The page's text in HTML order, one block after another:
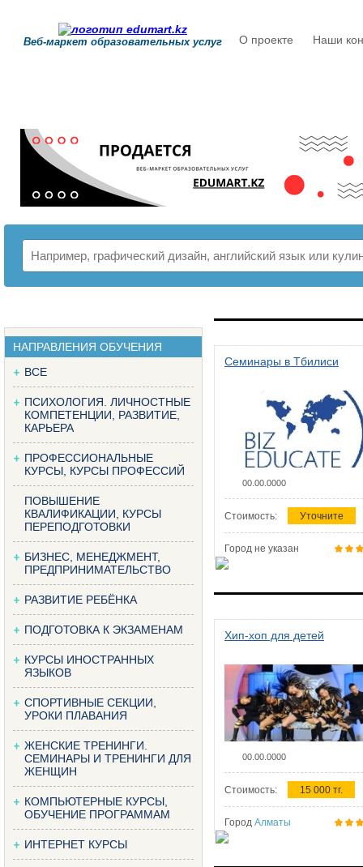
Веб-маркет образовательных услуг О проекте Наши
НАПРАВЛЕНИЯ ОБУЧЕНИЯ
ВСЕ
ПСИХОЛОГИЯ. ЛИЧНОСТНЫЕ
КОМПЕТЕНЦИИ, РАЗВИТИЕ,
КАРЬЕРА
ПРОФЕССИОНАЛЬНЫЕ
КУРСЫ, КУРСЫ ПРОФЕССИЙ
ПОВЫШЕНИЕ
КВАЛИФИКАЦИИ, КУРСЫ
ПЕРЕПОДГОТОВКИ
БИЗНЕС, МЕНЕДЖМЕНТ,
ПРЕДПРИНИМАТЕЛЬСТВО
РАЗВИТИЕ РЕБЁНКА
ПОДГОТОВКА К ЭКЗАМЕНАМ
КУРСЫ ИНОСТРАННЫХ
ЯЗЫКОВ
СПОРТИВНЫЕ СЕКЦИИ,
УРОКИ ПЛАВАНИЯ
ЖЕНСКИЕ ТРЕНИНГИ.
СЕМИНАРЫ И ТРЕНИНГИ ДЛЯ
ЖЕНЩИН
КОМПЬЮТЕРНЫЕ КУРСЫ,
ОБУЧЕНИЕ ПРОГРАММАМ
ИНТЕРНЕТ КУРСЫ
Семинары в Тбилиси
00.00.0000
Стоимость: Уточните
Город не указан
Хип-хоп для детей
00.00.0000
Стоимость: 15 000 тг.
Город Алматы